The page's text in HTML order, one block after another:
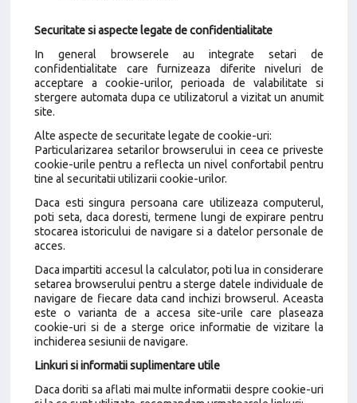
Securitate si aspecte legate de confidentialitate
In general browserele au integrate setari de
confidentialitate care furnizeaza diferite niveluri de
acceptare a cookie-urilor, perioada de valabilitate si
stergere automata dupa ce utilizatorul a vizitat un anumit
site.
Alte aspecte de securitate legate de cookie-uri:
Particularizarea setarilor browserului in ceea ce priveste
cookie-urile pentru a reflecta un nivel confortabil pentru
tine al securitatii utilizarii cookie-urilor.
Daca esti singura persoana care utilizeaza computerul,
poti seta, daca doresti, termene lungi de expirare pentru
stocarea istoricului de navigare si a datelor personale de
acces.
Daca impartiti accesul la calculator, poti lua in considerare
setarea browserului pentru a sterge datele individuale de
navigare de fiecare data cand inchizi browserul. Aceasta
este o varianta de a accesa site-urile care plaseaza
cookie-uri si de a sterge orice informatie de vizitare la
inchiderea sesiunii de navigare.
Linkuri si informatii suplimentare utile
Daca doriti sa aflati mai multe informatii despre cookie-uri